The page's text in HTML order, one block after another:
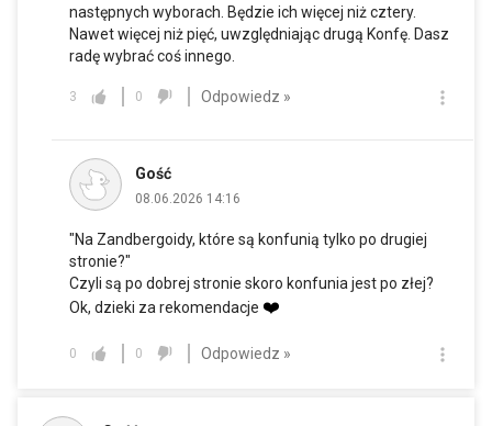
następnych wyborach. Będzie ich więcej niż cztery.
Nawet więcej niż pięć, uwzględniając drugą Konfę. Dasz
radę wybrać coś innego.
3 0 Odpowiedz »
Gość
08.06.2026 14:16
"Na Zandbergoidy, które są konfunią tylko po drugiej
stronie?"
Czyli są po dobrej stronie skoro konfunia jest po złej?
Ok, dzieki za rekomendacje ❤️
0 0 Odpowiedz »